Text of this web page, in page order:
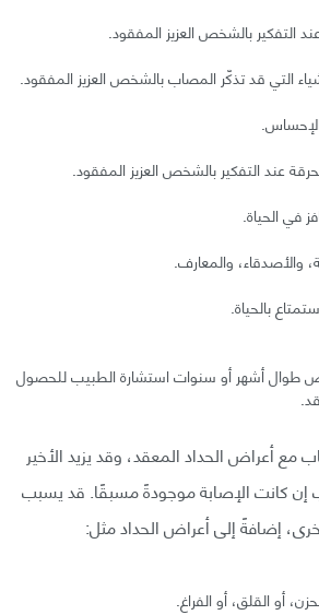
التفكير بالشخص العزيز المفقود.
التي قد تذكّر المصاب بالشخص العزيز المفقود.
عند التفكير بالشخص العزيز المفقود.
في الحياة.
والأصدقاء، والمعارف.
بالحياة.
طوال أشهر أو سنوات استشارة الطبيب للحصول
مع أعراض الحداد المعقد، وقد يزيد الأخير
إن كانت الإصابة موجودةً مسبقًا. قد يسبب
إضافةً إلى أعراض الحداد مثل:
أو القلق، أو الفراغ.